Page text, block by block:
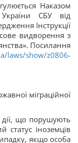
Наказом
СБУ від
Інструкції
видворення з
Посилання
laws/show/z0806-
міграційної
що порушують
статус іноземців
якщо особа